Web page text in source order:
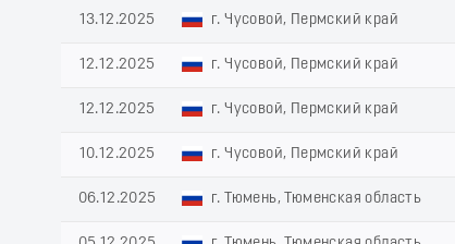
13.12.2025 г. Чусовой, Пермский край
12.12.2025 г. Чусовой, Пермский край
12.12.2025 г. Чусовой, Пермский край
10.12.2025 г. Чусовой, Пермский край
06.12.2025 г. Тюмень, Тюменская область